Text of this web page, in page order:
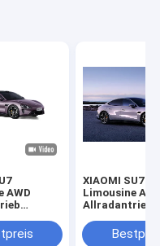
AWD
R19
XIAOMI SU7
Limousine
Allradantrieb
101kWh PS
495kw/838nm